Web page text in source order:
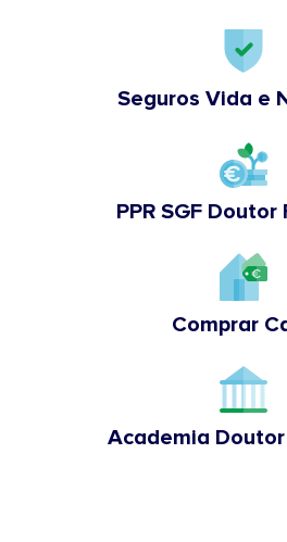
Seguros Vida e
PPR SGF Doutor
Comprar
Academia